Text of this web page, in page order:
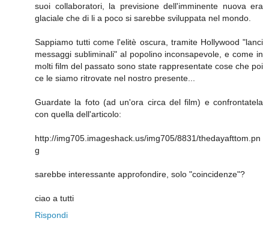
suoi collaboratori, la previsione dell'imminente nuova era
glaciale che di li a poco si sarebbe sviluppata nel mondo.
Sappiamo tutti come l'elitè oscura, tramite Hollywood "lanci
messaggi subliminali" al popolino inconsapevole, e come in
molti film del passato sono state rappresentate cose che poi
ce le siamo ritrovate nel nostro presente...
Guardate la foto (ad un'ora circa del film) e confrontatela
con quella dell'articolo:
http://img705.imageshack.us/img705/8831/thedayafttom.pn
g
sarebbe interessante approfondire, solo "coincidenze"?
ciao a tutti
Rispondi